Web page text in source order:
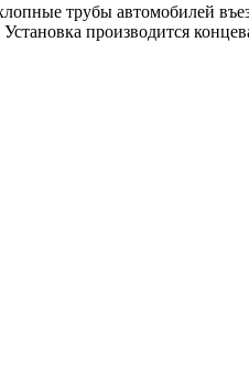
трубы автомобилей
производится